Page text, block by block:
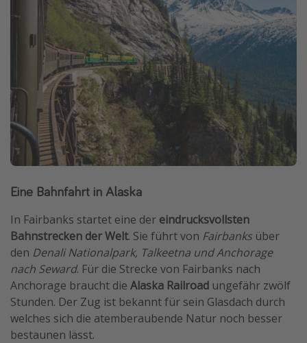
Eine Bahnfahrt in Alaska
In Fairbanks startet eine der eindrucksvollsten
Bahnstrecken der Welt. Sie führt von Fairbanks über
den Denali Nationalpark, Talkeetna und Anchorage
nach Seward. Für die Strecke von Fairbanks nach
Anchorage braucht die Alaska Railroad ungefähr zwölf
Stunden. Der Zug ist bekannt für sein Glasdach durch
welches sich die atemberaubende Natur noch besser
bestaunen lässt.